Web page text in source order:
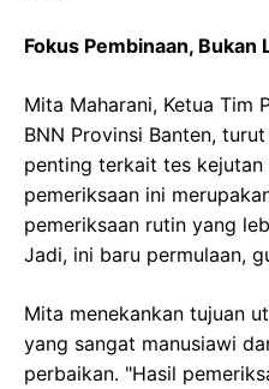
Fokus Pembinaan, Bukan
Mita Maharani, Ketua Tim
BNN Provinsi Banten,
penting terkait tes kejutan
pemeriksaan ini
pemeriksaan rutin yang
Jadi, ini baru permulaan,
Mita menekankan tujuan
yang sangat manusiawi
perbaikan. "Hasil